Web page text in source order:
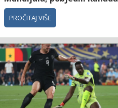
PROČITAJ VIŠE